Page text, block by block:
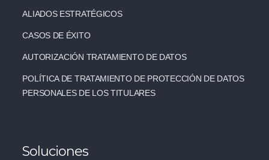
ALIADOS ESTRATÉGICOS
CASOS DE ÉXITO
AUTORIZACIÓN TRATAMIENTO DE DATOS
POLÍTICA DE TRATAMIENTO DE PROTECCIÓN DE DATOS
PERSONALES DE LOS TITULARES
Soluciones